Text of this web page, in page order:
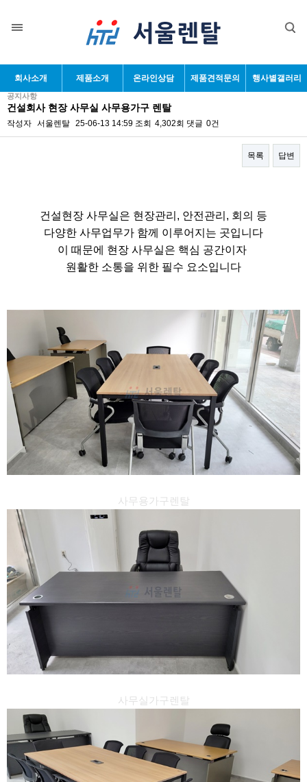
회사소개 제품소개 온라인상담 제품견적문의 행사별갤러리
공지사항
건설회사 현장 사무실 사무용가구 렌탈
작성자 서울렌탈 25-06-13 14:59 조회 4,302회 댓글 0건
목록 답변
건설현장 사무실은 현장관리, 안전관리, 회의 등
다양한 사무업무가 함께 이루어지는 곳입니다
이 때문에 현장 사무실은 핵심 공간이자
원활한 소통을 위한 필수 요소입니다
사무용가구렌탈
사무실가구렌탈